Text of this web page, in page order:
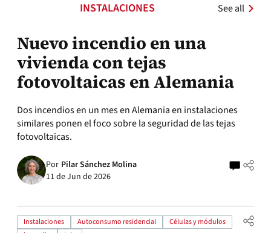
INSTALACIONES See all
Nuevo incendio en una
vivienda con tejas
fotovoltaicas en Alemania
Dos incendios en un mes en Alemania en instalaciones
similares ponen el foco sobre la seguridad de las tejas
fotovoltaicas.
Por Pilar Sánchez Molina
11 de Jun de 2026
Instalaciones Autoconsumo residencial
Células y módulos